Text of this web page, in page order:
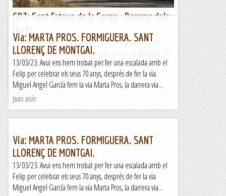
GR3: Sant Esteve de la Sarga - Barranc dels
Una nova etapa del GR3, arribant a la vall de la Noguera
Ribagorçana i deixant definitivament enrere el Montsec. Ha
estat una etapa fàcil i curta però molt...
Blog de muntanya
Via: MARTA PROS. FORMIGUERA. SANT
LLORENÇ DE MONTGAI.
13/03/23. Avui ens hem trobat per fer una escalada amb el
Felip per celebrar els seus 70 anys, després de fer la via
Miguel Angel García fem la via Marta Pros, la darrera via...
Joan asín
Via: MARTA PROS. FORMIGUERA. SANT
LLORENÇ DE MONTGAI.
13/03/23. Avui ens hem trobat per fer una escalada amb el
Felip per celebrar els seus 70 anys, després de fer la via
Miguel Angel García fem la via Marta Pros, la darrera via...